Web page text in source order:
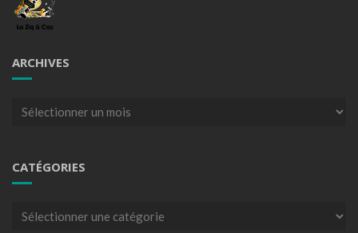
ARCHIVES
Archives
CATÉGORIES
Catégories